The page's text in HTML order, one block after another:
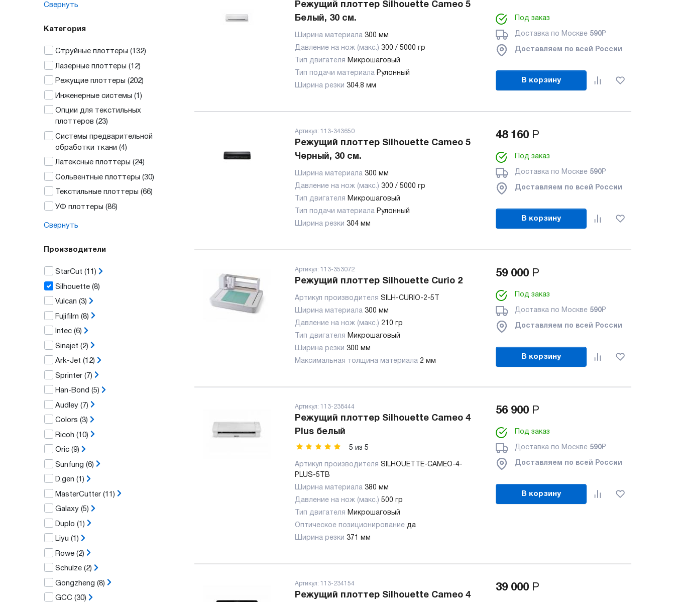
Свернуть
Категория
Струйные плоттеры (132)
Лазерные плоттеры (12)
Режущие плоттеры (202)
Инженерные системы (1)
Опции для текстильных
плоттеров (23)
Системы предварительной
обработки ткани (4)
Латексные плоттеры (24)
Сольвентные плоттеры (30)
Текстильные плоттеры (66)
УФ плоттеры (86)
Свернуть
Производители
StarCut (11)
Silhouette (8)
Vulcan (3)
Fujifilm (8)
Intec (6)
Sinajet (2)
Ark-Jet (12)
Sprinter (7)
Han-Bond (5)
Audley (7)
Colors (3)
Ricoh (10)
Oric (9)
Sunfung (6)
D.gen (1)
MasterCutter (11)
Galaxy (5)
Duplo (1)
Liyu (1)
Rowe (2)
Schulze (2)
Gongzheng (8)
GCC (30)
Режущий плоттер Silhouette Cameo 5
Белый, 30 см.
Ширина материала 300 мм
Давление на нож (макс.) 300 / 5000 гр
Тип двигателя Микрошаговый
Тип подачи материала Рулонный
Ширина резки 304.8 мм
Под заказ
Доставка по Москве 590Р
Доставляем по всей России
В корзину
Артикул: 113-343650
Режущий плоттер Silhouette Cameo 5
Черный, 30 см.
Ширина материала 300 мм
Давление на нож (макс.) 300 / 5000 гр
Тип двигателя Микрошаговый
Тип подачи материала Рулонный
Ширина резки 304 мм
48 160 Р
Под заказ
Доставка по Москве 590Р
Доставляем по всей России
В корзину
Артикул: 113-353072
Режущий плоттер Silhouette Curio 2
Артикул производителя SILH-CURIO-2-5T
Ширина материала 300 мм
Давление на нож (макс.) 210 гр
Тип двигателя Микрошаговый
Ширина резки 300 мм
Максимальная толщина материала 2 мм
59 000 Р
Под заказ
Доставка по Москве 590Р
Доставляем по всей России
В корзину
Артикул: 113-238444
Режущий плоттер Silhouette Cameo 4
Plus белый
5 из 5
Артикул производителя SILHOUETTE-CAMEO-4-
PLUS-5TB
Ширина материала 380 мм
Давление на нож (макс.) 500 гр
Тип двигателя Микрошаговый
Оптическое позиционирование да
Ширина резки 371 мм
56 900 Р
Под заказ
Доставка по Москве 590Р
Доставляем по всей России
В корзину
Артикул: 113-234154
Режущий плоттер Silhouette Cameo 4
39 000 Р